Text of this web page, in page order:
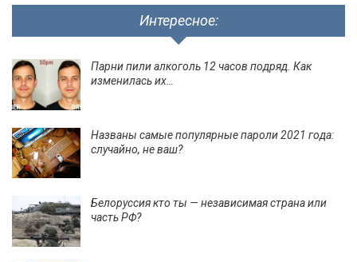
Интересное:
Парни пили алкоголь 12 часов подряд. Как
изменилась их…
Названы самые популярные пароли 2021 года:
случайно, не ваш?
Белоруссия кто ты — независимая страна или
часть РФ?